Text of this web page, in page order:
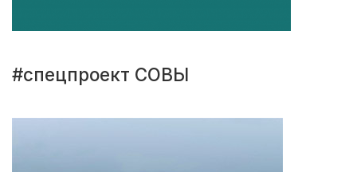
#спецпроект СОВЫ